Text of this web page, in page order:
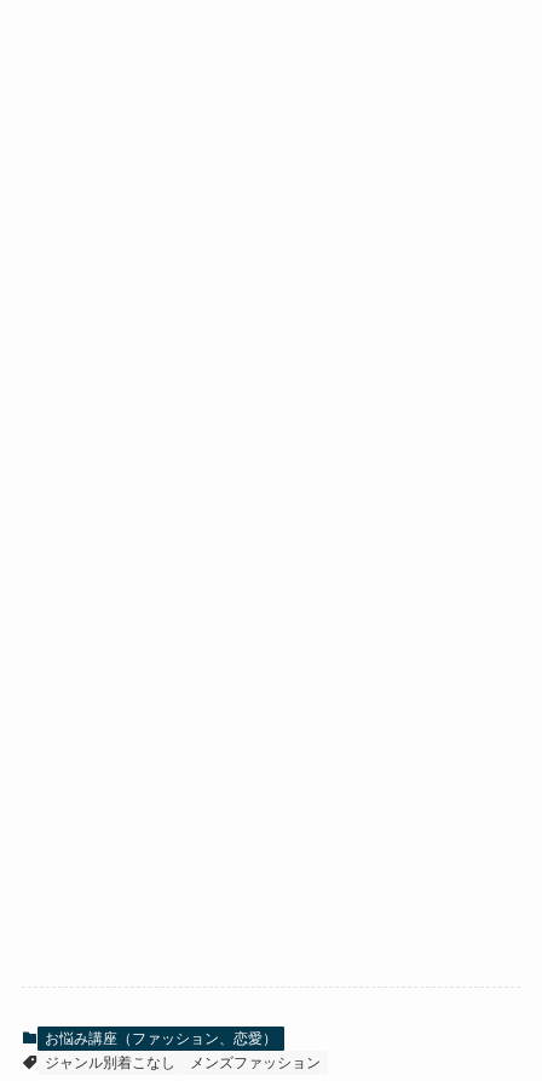
お悩み講座（ファッション、恋愛）
ジャンル別着こなし
メンズファッション